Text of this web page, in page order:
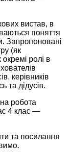
вистав, в
поняття
Запропоновані
(як
ролі в
керівників
та дідусів.
робота
4 клас —
та посилання